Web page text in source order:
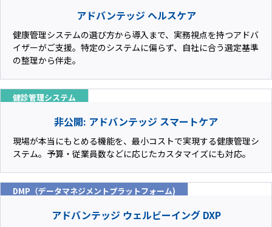
アドバンテッジ ヘルスケア
健康管理システムの選び方から導入まで、実務視点を持つアドバ
イザーがご支援。特定のシステムに偏らず、自社に合う選定基準
の整理から伴走。
健診管理システム
非公開: アドバンテッジ スマートケア
現場が本当にもとめる機能を、最小コストで実現する健康管理シ
ステム。予算・従業員数などに応じたカスタマイズにも対応。
DMP（データマネジメントプラットフォーム)
アドバンテッジ ウェルビーイング DXP